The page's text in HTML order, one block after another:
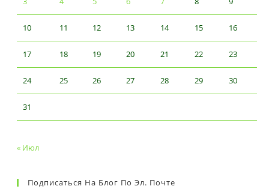
10 11 12 13 14 15 16
17 18 19 20 21 22 23
24 25 26 27 28 29 30
31
« Июл
Подписаться На Блог По Эл. Почте